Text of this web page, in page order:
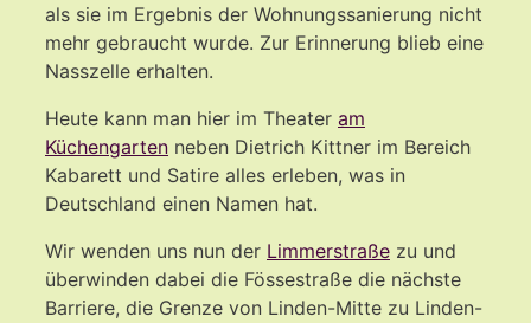
als sie im Ergebnis der Wohnungssanierung nicht
mehr gebraucht wurde. Zur Erinnerung blieb eine
Nasszelle erhalten.
Heute kann man hier im Theater am
Küchengarten neben Dietrich Kittner im Bereich
Kabarett und Satire alles erleben, was in
Deutschland einen Namen hat.
Wir wenden uns nun der Limmerstraße zu und
überwinden dabei die Fössestraße die nächste
Barriere, die Grenze von Linden-Mitte zu Linden-